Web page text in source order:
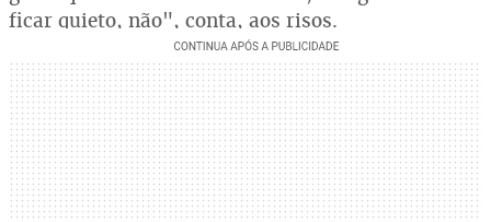
ficar quieto, não", conta, aos risos.